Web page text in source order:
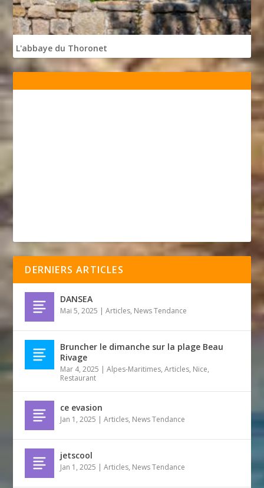
L'abbaye du Thoronet
DERNIERS ARTICLES
DANSEA
Mai 5, 2025 |Articles, News Tendance
Bruncher le dimanche sur la plage Beau
Rivage
Mar 4, 2025 |Alpes-Maritimes,Articles, Nice,
Restaurant
ce evasion
Jan 1, 2025 |Articles, News Tendance
jetscool
Jan 1, 2025 |Articles, News Tendance